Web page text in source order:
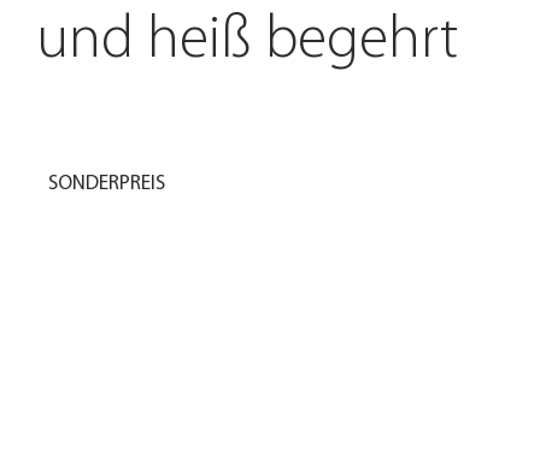
SONDERPREIS
und heiß begehrt